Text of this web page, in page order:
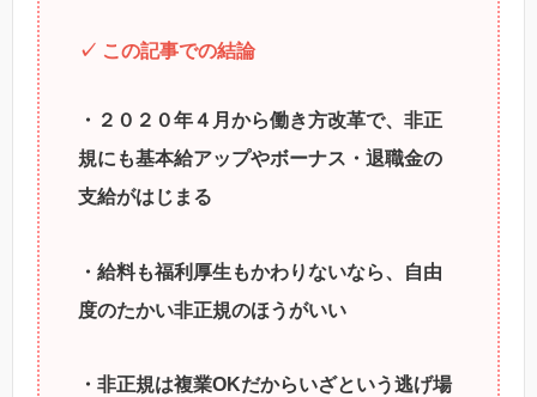
✓ この記事での結論
・２０２０年４月から働き方改革で、非正
規にも基本給アップやボーナス・退職金の
支給がはじまる
・給料も福利厚生もかわりないなら、自由
度のたかい非正規のほうがいい
・非正規は複業OKだからいざという逃げ場